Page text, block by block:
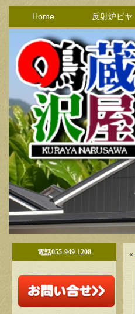
Home 反射炉ビヤ
電話055-949-1208 «